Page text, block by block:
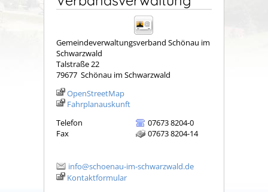
Gemeindeverwaltungsverband Schönau im
Schwarzwald
Talstraße 22
79677 Schönau im Schwarzwald
OpenStreetMap
Fahrplanauskunft
Telefon
07673 8204-0
Fax
07673 8204-14
info@schoenau-im-schwarzwald.de
Kontaktformular